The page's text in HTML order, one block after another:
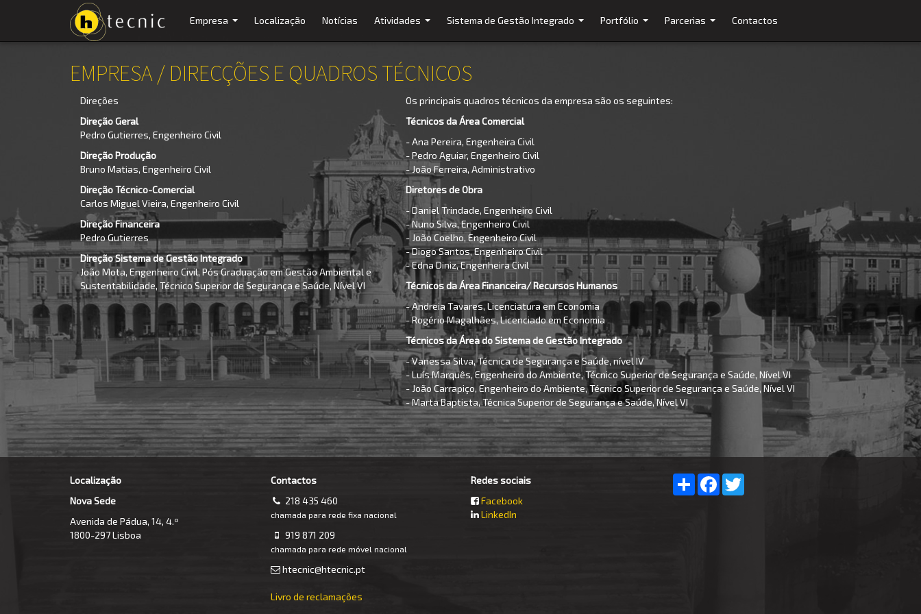
Empresa
...
Localização Notícias
Atividades
...
Sistema de Gestão Integrado
...
Portfólio
...
Parcerias
...
Contactos
EMPRESA / DIRECÇÕES E QUADROS TÉCNICOS
Direções
Direção Geral
Pedro Gutierres, Engenheiro Civil
Direção Produção
Bruno Matias, Engenheiro Civil
Direção Técnico-Comercial
Carlos Miguel Vieira, Engenheiro Civil
Direção Financeira
Pedro Gutierres
Direção Sistema de Gestão Integrado
João Mota, Engenheiro Civil, Pós Graduação em Gestão Ambiental e
Sustentabilidade, Técnico Superior de Segurança e Saúde, Nível VI
Os principais quadros técnicos da empresa são os seguintes:
Técnicos da Área Comercial
- Ana Pereira, Engenheira Civil
- Pedro Aguiar, Engenheiro Civil
- João Ferreira, Administrativo
Diretores de Obra
- Daniel Trindade, Engenheiro Civil
- Nuno Silva, Engenheiro Civil
- João Coelho, Engenheiro Civil
- Diogo Santos, Engenheiro Civil
- Edna Diniz, Engenheira Civil
Técnicos da Área Financeira/ Recursos Humanos
- Andreia Tavares, Licenciatura em Economia
- Rogério Magalhães, Licenciado em Economia
Técnicos da Área do Sistema de Gestão Integrado
- Vanessa Silva, Técnica de Segurança e Saúde, nível IV
- Luís Marquês, Engenheiro do Ambiente, Técnico Superior de Segurança e Saúde, Nível VI
- João Carrapiço, Engenheiro do Ambiente, Técnico Superior de Segurança e Saúde, Nível VI
- Marta Baptista, Técnica Superior de Segurança e Saúde, Nível VI
Localização
Nova Sede
Avenida de Pádua, 14, 4.º
1800-297 Lisboa
Contactos
218 435 460
chamada para rede fixa nacional
919 871 209
chamada para rede móvel nacional
htecnic@htecnic.pt
Livro de reclamações
Redes sociais
Facebook
LinkedIn
PartilharFacebookTwitter